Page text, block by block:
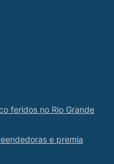
feridos no Rio Grande
e premia